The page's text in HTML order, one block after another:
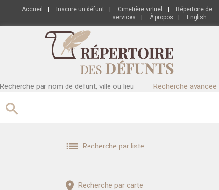
Accueil Inscrire un défunt Cimetière virtuel
Répertoire de
services
À propos English
Recherche par nom de défunt, ville ou lieu Recherche avancée
Recherche par liste
Recherche par carte